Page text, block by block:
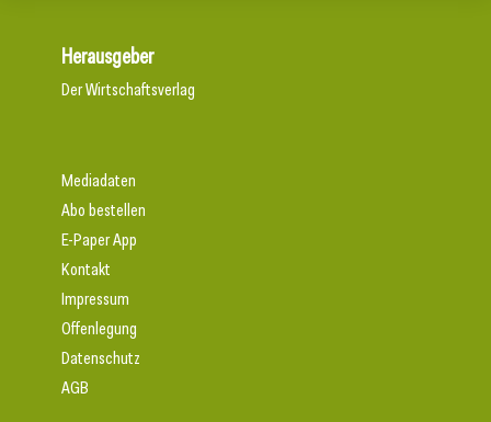
Herausgeber
Der Wirtschaftsverlag
Mediadaten
Abo bestellen
E-Paper App
Kontakt
Impressum
Offenlegung
Datenschutz
AGB